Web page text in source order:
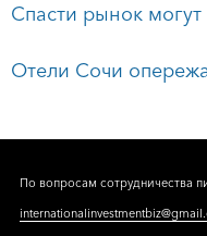
Спасти рынок
Отели Сочи
По вопросам сотрудничества